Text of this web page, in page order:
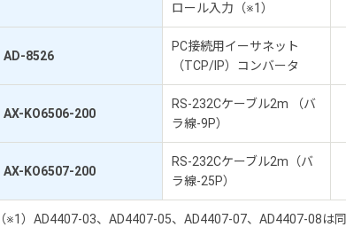
ロール入力（※1）
AD-8526
PC接続用イーサネット
（TCP/IP）コンバータ
AX-KO6506-200
RS-232Cケーブル2m （バ
ラ線-9P）
AX-KO6507-200
RS-232Cケーブル2m（バ
ラ線-25P）
（※1）AD4407-03、AD4407-05、AD4407-07、AD4407-08は